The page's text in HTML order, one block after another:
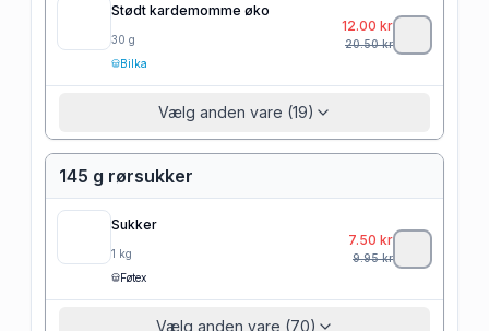
Stødt kardemomme øko
30 g
Bilka
12.00 kr
20.50kr
Vælg anden vare (19)
145 g rørsukker
Sukker
1 kg
Føtex
7.50 kr
9.95kr
Vælg anden vare (70)